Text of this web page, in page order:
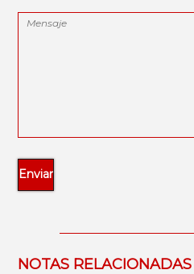
NOTAS RELACIONADAS